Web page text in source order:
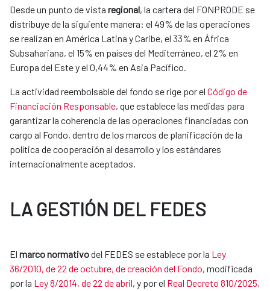
Desde un punto de vista regional, la cartera del FONPRODE se
distribuye de la siguiente manera: el 49% de las operaciones
se realizan en América Latina y Caribe, el 33% en África
Subsahariana, el 15% en países del Mediterráneo, el 2% en
Europa del Este y el 0,44% en Asia Pacífico.
La actividad reembolsable del fondo se rige por el Código de
Financiación Responsable, que establece las medidas para
garantizar la coherencia de las operaciones financiadas con
cargo al Fondo, dentro de los marcos de planificación de la
política de cooperación al desarrollo y los estándares
internacionalmente aceptados.
LA GESTIÓN DEL FEDES
El marco normativodel FEDES se establece por la Ley
36/2010, de 22 de octubre, de creación del Fondo, modificada
por la Ley 8/2014, de 22 de abril​, y por el Real Decreto 810/2025,